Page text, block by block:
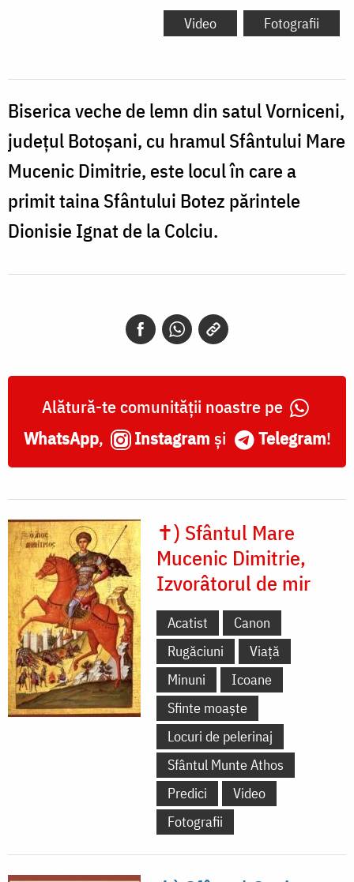
Video Fotografii
Biserica veche de lemn din satul Vorniceni,
județul Botoșani, cu hramul Sfântului Mare
Mucenic Dimitrie, este locul în care a
primit taina Sfântului Botez părintele
Dionisie Ignat de la Colciu.
Alătură-te comunității noastre pe
WhatsApp, Instagram și Telegram!
✝) Sfântul Mare
Mucenic Dimitrie,
Izvorâtorul de mir
Acatist
Canon
Rugăciuni
Viață
Minuni
Icoane
Sfinte moaște
Locuri de pelerinaj
Sfântul Munte Athos
Predici
Video
Fotografii